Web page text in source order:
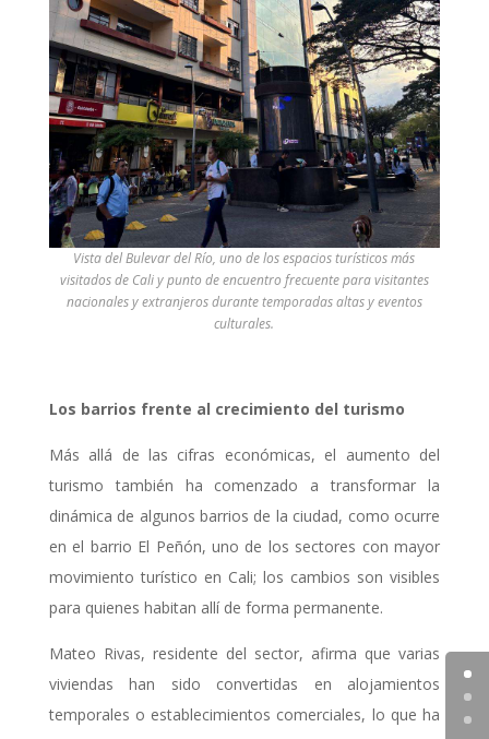
Vista del Bulevar del Río, uno de los espacios turísticos más
visitados de Cali y punto de encuentro frecuente para visitantes
nacionales y extranjeros durante temporadas altas y eventos
culturales.
Los barrios frente al crecimiento del turismo
Más allá de las cifras económicas, el aumento del
turismo también ha comenzado a transformar la
dinámica de algunos barrios de la ciudad, como ocurre
en el barrio El Peñón, uno de los sectores con mayor
movimiento turístico en Cali; los cambios son visibles
para quienes habitan allí de forma permanente.
Mateo Rivas, residente del sector, afirma que varias
viviendas han sido convertidas en alojamientos
temporales o establecimientos comerciales, lo que ha